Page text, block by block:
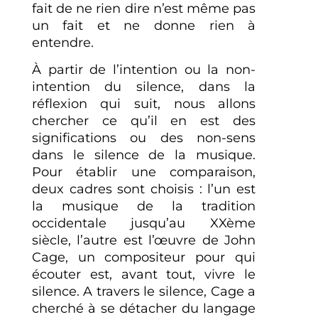
fait de ne rien dire n’est même pas
un fait et ne donne rien à
entendre.
À partir de l’intention ou la non-
intention du silence, dans la
réflexion qui suit, nous allons
chercher ce qu’il en est des
significations ou des non-sens
dans le silence de la musique.
Pour établir une comparaison,
deux cadres sont choisis : l’un est
la musique de la tradition
occidentale jusqu’au XXème
siècle, l’autre est l’œuvre de John
Cage, un compositeur pour qui
écouter est, avant tout, vivre le
silence. A travers le silence, Cage a
cherché à se détacher du langage